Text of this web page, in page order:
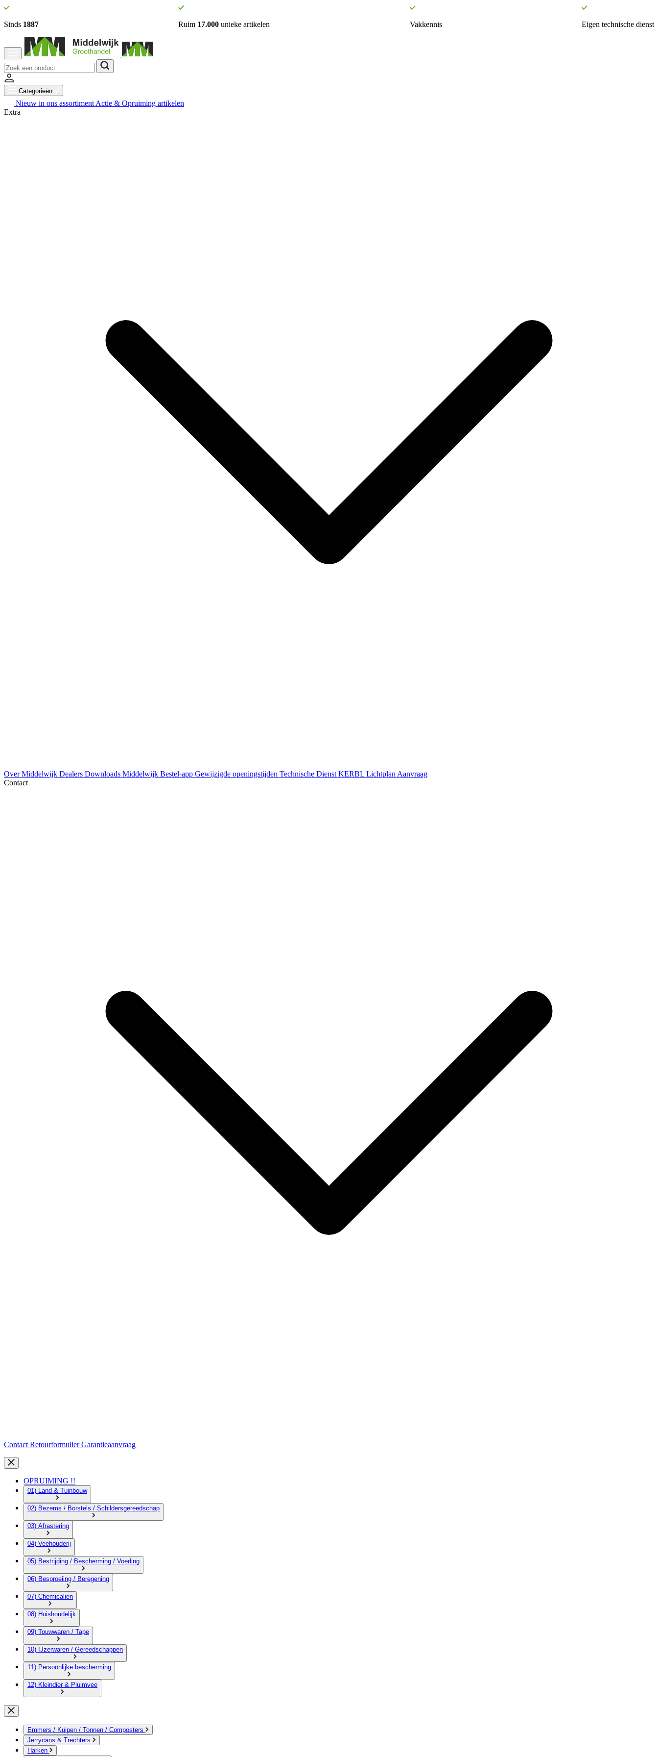
Sinds 1887 Ruim 17.000 unieke artikelen Vakkennis Eigen technische dienst
Categorieën
Nieuw in ons assortiment Actie & Opruiming artikelen
Extra
Over Middelwijk Dealers Downloads Middelwijk Bestel-app Gewijzigde openingstijden Technische Dienst KERBL Lichtplan Aanvraag
Contact
Contact RetourformulierGarantieaanvraag
OPRUIMING !!
01) Land-& Tuinbouw
02) Bezems / Borstels / Schildersgereedschap
03) Afrastering
04) Veehouderij
05) Bestrijding / Bescherming / Voeding
06) Besproeiing / Beregening
07) Chemicalien
08) Huishoudelijk
09) Touwwaren / Tape
10) IJzerwaren / Gereedschappen
11) Persoonlijke bescherming
12) Kleindier & Pluimvee
Emmers / Kuipen / Tonnen / Composters
Jerrycans & Trechters
Harken